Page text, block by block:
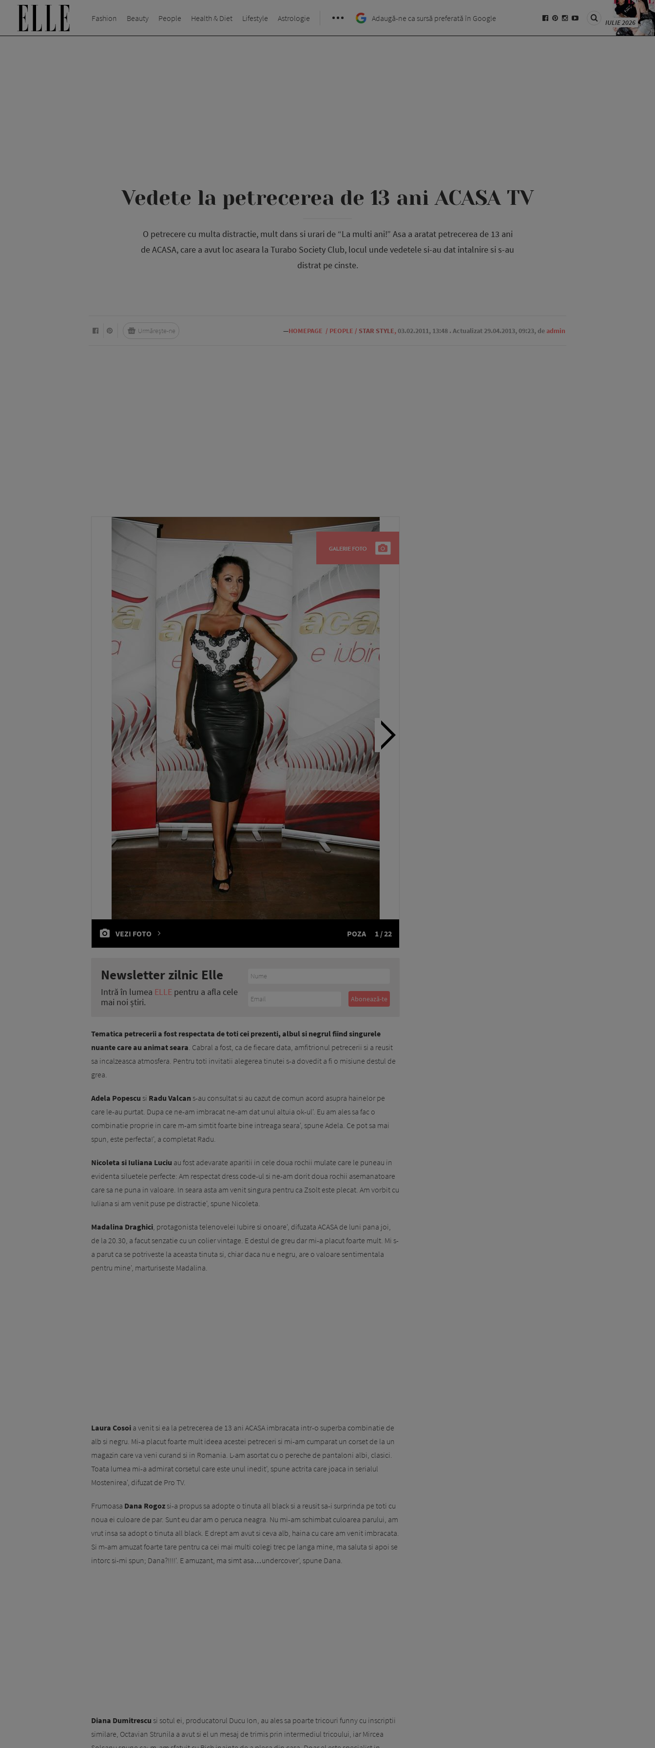
Fashion Beauty People Health & Diet Lifestyle Astrologie Adaugă-ne ca sursă preferată în Google IULIE 2026
Vedete la petrecerea de 13 ani ACASA TV
O petrecere cu multa distractie, mult dans si urari de “La multi ani!” Asa a aratat petrecerea de 13 ani
de ACASA, care a avut loc aseara la Turabo Society Club, locul unde vedetele si-au dat intalnire si s-au
distrat pe cinste.
—HOMEPAGE / PEOPLE / STAR STYLE,03.02.2011, 13:48 . Actualizat 29.04.2013, 09:23, de admin
Urmărește-ne
VEZI FOTO POZA 1 / 22
Newsletter zilnic Elle
Intră în lumea ELLE pentru a afla cele
mai noi știri.
Tematica petrecerii a fost respectata de toti cei prezenti, albul si negrul fiind singurele
nuante care au animat seara. Cabral a fost, ca de fiecare data, amfitrionul petrecerii si a reusit
sa incalzeasca atmosfera. Pentru toti invitatii alegerea tinutei s-a dovedit a fi o misiune destul de
grea.
Adela Popescu si Radu Valcan s-au consultat si au cazut de comun acord asupra hainelor pe
care le-au purtat. Dupa ce ne-am imbracat ne-am dat unul altuia ok-ul'. Eu am ales sa fac o
combinatie proprie in care m-am simtit foarte bine intreaga seara', spune Adela. Ce pot sa mai
spun, este perfecta!', a completat Radu.
Nicoleta si Iuliana Luciu au fost adevarate aparitii in cele doua rochii mulate care le puneau in
evidenta siluetele perfecte: Am respectat dress code-ul si ne-am dorit doua rochii asemanatoare
care sa ne puna in valoare. In seara asta am venit singura pentru ca Zsolt este plecat. Am vorbit cu
Iuliana si am venit puse pe distractie', spune Nicoleta.
Madalina Draghici, protagonista telenovelei Iubire si onoare', difuzata ACASA de luni pana joi,
de la 20.30, a facut senzatie cu un colier vintage. E destul de greu dar mi-a placut foarte mult. Mi s-
a parut ca se potriveste la aceasta tinuta si, chiar daca nu e negru, are o valoare sentimentala
pentru mine', marturiseste Madalina.
Laura Cosoi a venit si ea la petrecerea de 13 ani ACASA imbracata intr-o superba combinatie de
alb si negru. Mi-a placut foarte mult ideea acestei petreceri si mi-am cumparat un corset de la un
magazin care va veni curand si in Romania. L-am asortat cu o pereche de pantaloni albi, clasici.
Toata lumea mi-a admirat corsetul care este unul inedit', spune actrita care joaca in serialul
Mostenirea', difuzat de Pro TV.
Frumoasa Dana Rogozsi-a propus sa adopte o tinuta all black si a reusit sa-i surprinda pe toti cu
noua ei culoare de par. Sunt eu dar am o peruca neagra. Nu mi-am schimbat culoarea parului, am
vrut insa sa adopt o tinuta all black. E drept am avut si ceva alb, haina cu care am venit imbracata.
Si m-am amuzat foarte tare pentru ca cei mai multi colegi trec pe langa mine, ma saluta si apoi se
intorc si-mi spun; Dana?!!!!'. E amuzant, ma simt asa…undercover', spune Dana.
Diana Dumitrescu si sotul ei, producatorul Ducu Ion, au ales sa poarte tricouri funny cu inscriptii
similare, Octavian Strunila a avut si el un mesaj de trimis prin intermediul tricoului, iar Mircea